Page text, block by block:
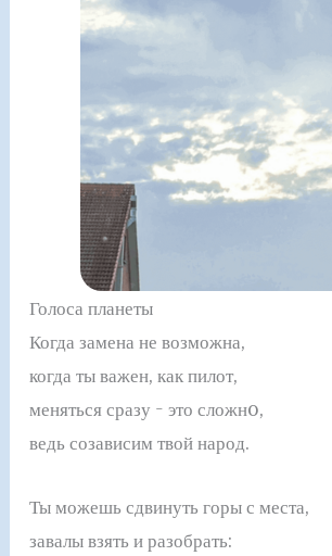
Голоса планеты
Когда замена не возможна,
когда ты важен, как пилот,
меняться сразу - это сложнo,
ведь созависим твой народ.
Ты можешь сдвинуть горы с места,
завалы взять и разобрать: